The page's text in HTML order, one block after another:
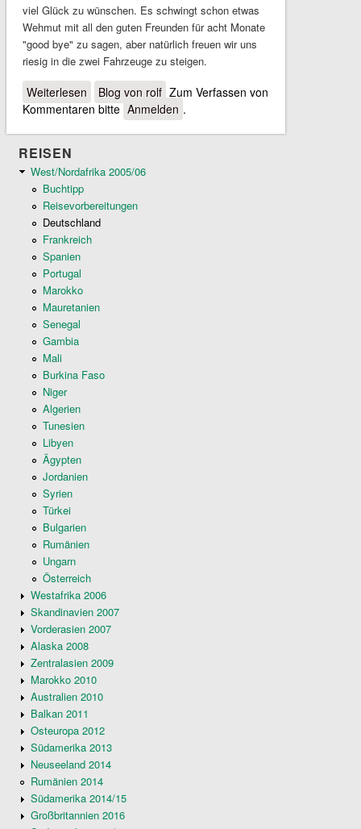
viel Glück zu wünschen. Es schwingt schon etwas
Wehmut mit all den guten Freunden für acht Monate
"good bye" zu sagen, aber natürlich freuen wir uns
riesig in die zwei Fahrzeuge zu steigen.
Weiterlesen über Abfahrt!!!
Blog von rolf Zum Verfassen von
Kommentaren bitte Anmelden .
REISEN
West/Nordafrika 2005/06
Buchtipp
Reisevorbereitungen
Deutschland
Frankreich
Spanien
Portugal
Marokko
Mauretanien
Senegal
Gambia
Mali
Burkina Faso
Niger
Algerien
Tunesien
Libyen
Ägypten
Jordanien
Syrien
Türkei
Bulgarien
Rumänien
Ungarn
Österreich
Westafrika 2006
Skandinavien 2007
Vorderasien 2007
Alaska 2008
Zentralasien 2009
Marokko 2010
Australien 2010
Balkan 2011
Osteuropa 2012
Südamerika 2013
Neuseeland 2014
Rumänien 2014
Südamerika 2014/15
Großbritannien 2016